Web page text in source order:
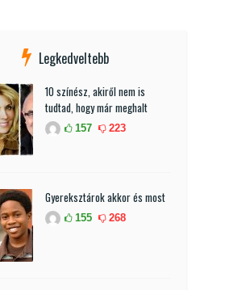
Legkedveltebb
10 színész, akiről nem is
tudtad, hogy már meghalt
157 223
Gyereksztárok akkor és most
155 268